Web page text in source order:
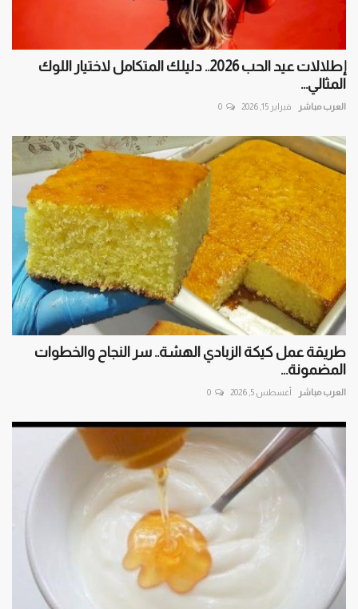
إطلالات عيد الحب 2026.. دليلك المتكامل لاختيار اللوك
المثالي...
العرب مباشر فبراير 15, 2026 0
طريقة عمل كيكة الزبادي الهشة.. سر النجاح والخطوات
المضمونة...
العرب مباشر أغسطس 5, 2026 0